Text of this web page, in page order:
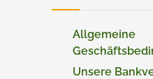
Allgemeine
Unsere